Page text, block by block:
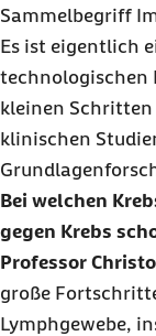
Sammelbegriff
Es ist eigentlich
technologischen
kleinen Schritten
klinischen
Bei welchen
gegen Krebs
Professor
große
Lymphgewebe,